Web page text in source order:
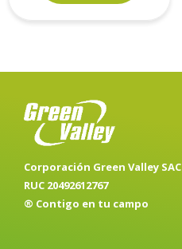
Corporación Green Valley SAC
RUC 20492612767
® Contigo en tu campo